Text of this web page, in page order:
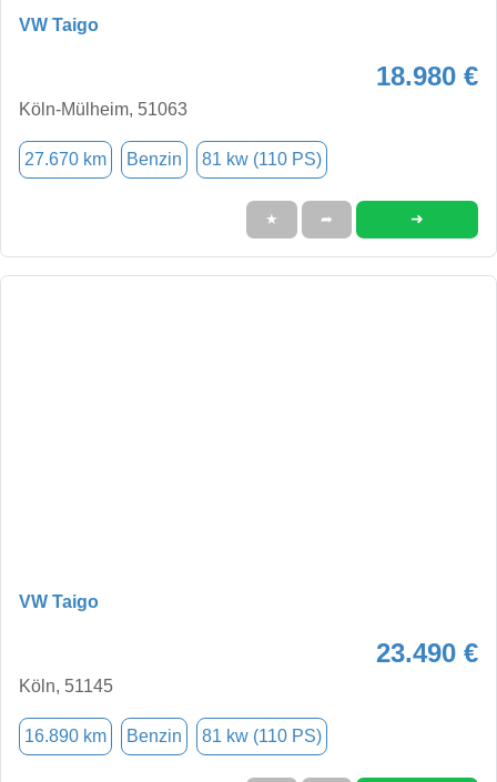
VW Taigo
18.980 €
Köln-Mülheim, 51063
27.670 km Benzin 81 kw (110 PS)
★ ➦ ➜
VW Taigo
23.490 €
Köln, 51145
16.890 km Benzin 81 kw (110 PS)